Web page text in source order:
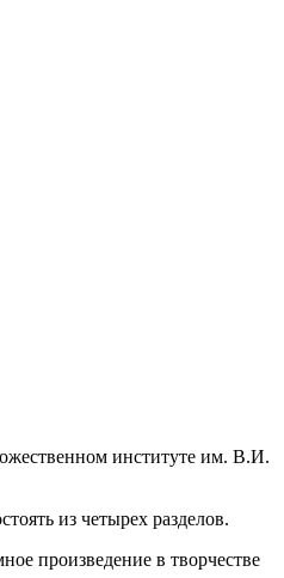
институте им. В.И.
из четырех разделов.
произведение в творчестве